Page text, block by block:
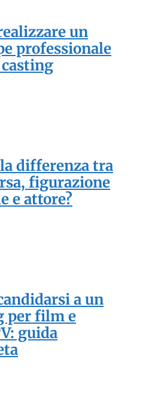
un
professionale
differenza tra
figurazione
e attore?
a un
per film e
guida